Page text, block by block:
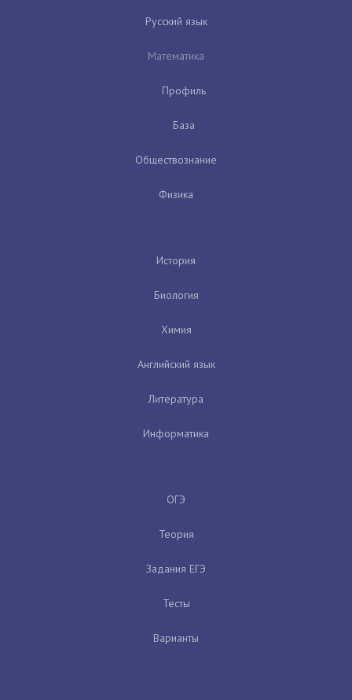
Русский язык
Математика
Профиль
База
Обществознание
Физика
История
Биология
Химия
Английский язык
Литература
Информатика
ОГЭ
Теория
Задания ЕГЭ
Тесты
Варианты